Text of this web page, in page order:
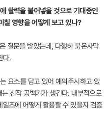
활력을 불어넣을 것으로 기대중인
영향을 어떻게 보고 있나?
질문을 받았는데, 다행히 붉은사막
다.
요소를 담고 있어 예의주시하고 있
신작 공백기가 생긴다. 내부적으로
즈에 어떻게 활용할 수 있을지 검증